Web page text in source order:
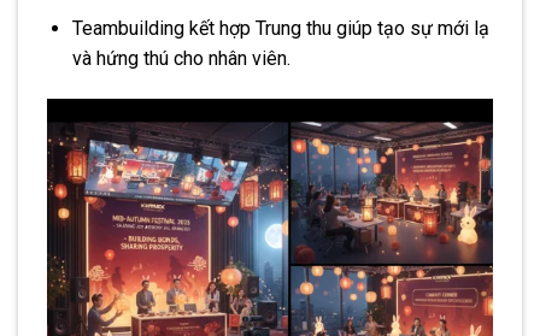
Teambuilding kết hợp Trung thu giúp tạo sự mới lạ
và hứng thú cho nhân viên.